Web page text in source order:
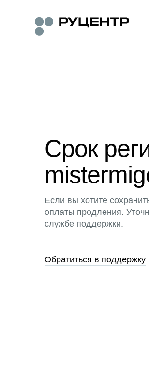
Срок
Если вы хотите
оплаты продления.
службе поддержки.
Обратиться в поддержку